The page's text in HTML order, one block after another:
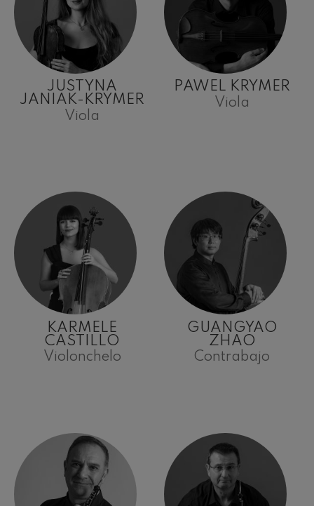
JUSTYNA
JANIAK-KRYMER
Viola
PAWEL KRYMER
Viola
KARMELE
CASTILLO
Violonchelo
GUANGYAO
ZHAO
Contrabajo